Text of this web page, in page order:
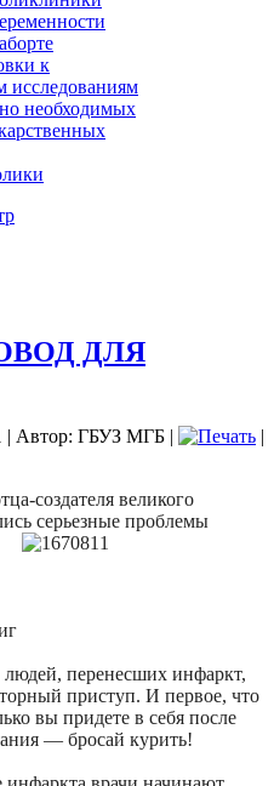
к
исследованиям
необходимых
ДЛЯ
| Автор: ГБУЗ МГБ |
|
создателя великого
серьезные проблемы
людей, перенесших инфаркт,
приступ. И первое, что
вы придете в себя после
— бросай курить!